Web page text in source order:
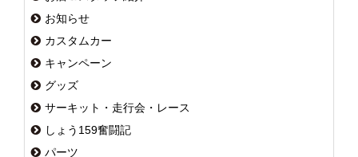
お知らせ
カスタムカー
キャンペーン
グッズ
サーキット・走行会・レース
しょう159奮闘記
パーツ